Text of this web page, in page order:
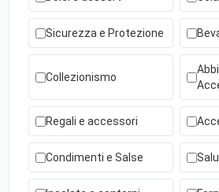
Sicurezza e Protezione
Collezionismo
Regali e accessori
Condimenti e Salse